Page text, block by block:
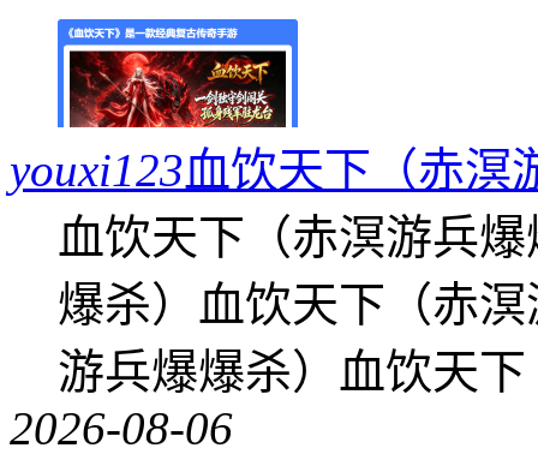
youxi123血饮天下（赤溟
血饮天下（赤溟游兵
爆杀）血饮天下（赤
游兵爆爆杀）血饮天
2026-08-06